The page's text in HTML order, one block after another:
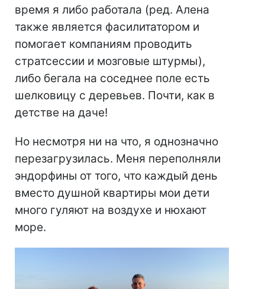
время я либо работала (ред. Алена
также является фасилитатором и
помогает компаниям проводить
стратсессии и мозговые штурмы),
либо бегала на соседнее поле есть
шелковицу с деревьев. Почти, как в
детстве на даче!
Но несмотря ни на что, я однозначно
перезагрузилась. Меня переполняли
эндорфины от того, что каждый день
вместо душной квартиры мои дети
много гуляют на воздухе и нюхают
море.